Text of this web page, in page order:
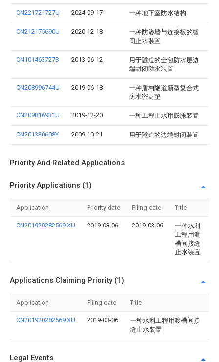
CN221721727U 2024-09-17 一种地下室防水结构
CN212175690U 2020-12-18
一种防渗墙与连接板的缝
间止水装置
CN101463727B 2013-06-12
用于隧道的全包防水层边
端封闭防水装置
CN208996744U 2019-06-18
一种盾构隧道新型复合式
防水密封垫
CN209816931U 2019-12-20 一种工程止水用膨胀装置
CN201330608Y 2009-10-21 用于隧道的边端封闭装置
Priority And Related Applications
Priority Applications (1)
Application Priority date Filing date Title
CN201920282569.XU 2019-03-06 2019-03-06
一种水利
工程用渡
槽间接缝
止水装置
Applications Claiming Priority (1)
Application Filing date Title
CN201920282569.XU 2019-03-06
一种水利工程用渡槽间接
缝止水装置
Legal Events